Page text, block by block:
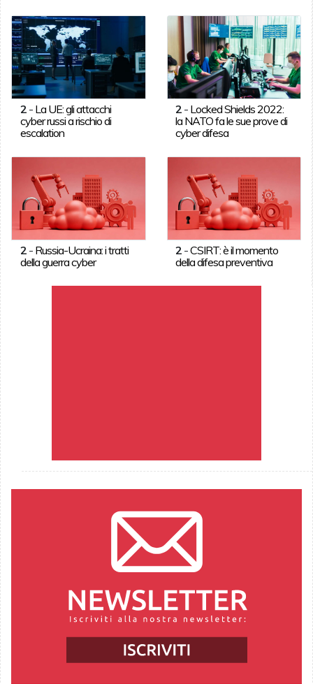
2- La UE: gli attacchi
cyber russi a rischio di
escalation
2 - Locked Shields 2022:
la NATO fa le sue prove di
cyber difesa
2- Russia-Ucraina: i tratti
della guerra cyber
2 -CSIRT: è il momento
della difesa preventiva